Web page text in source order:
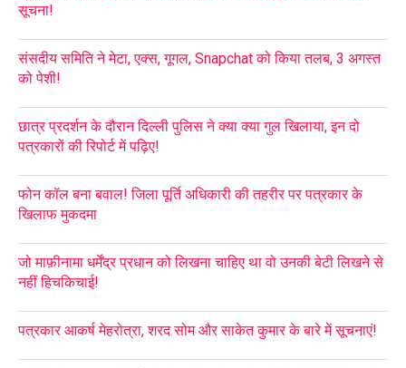
सूचना!
संसदीय समिति ने मेटा, एक्स, गूगल, Snapchat को किया तलब, 3 अगस्त
को पेशी!
छात्र प्रदर्शन के दौरान दिल्ली पुलिस ने क्या क्या गुल खिलाया, इन दो
पत्रकारों की रिपोर्ट में पढ़िए!
फोन कॉल बना बवाल! जिला पूर्ति अधिकारी की तहरीर पर पत्रकार के
खिलाफ मुकदमा
जो माफ़ीनामा धर्मेंद्र प्रधान को लिखना चाहिए था वो उनकी बेटी लिखने से
नहीं हिचकिचाई!
पत्रकार आकर्ष मेहरोत्रा, शरद सोम और साकेत कुमार के बारे में सूचनाएं!